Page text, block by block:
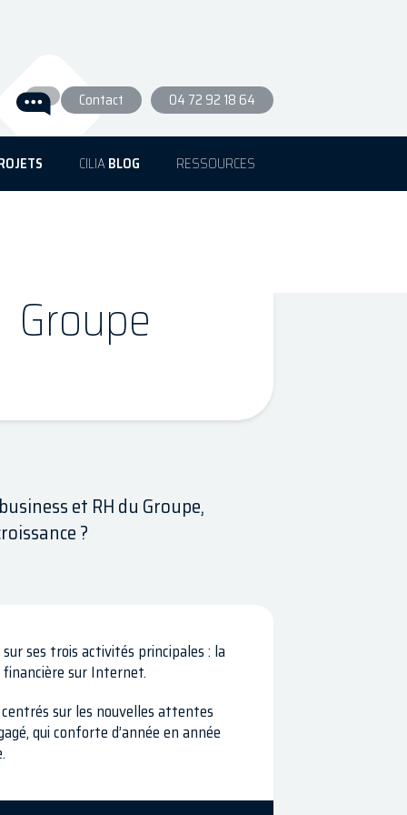
Contact 04 72 92 18 64
CILIABLOG RESSOURCES
Groupe
et RH du Groupe,
?
ses trois activités principales : la
sur Internet.
sur les nouvelles attentes
qui conforte d’année en année